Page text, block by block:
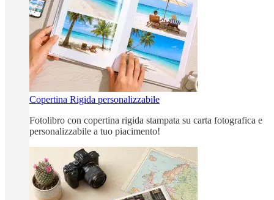
Copertina Rigida personalizzabile
Fotolibro con copertina rigida stampata su carta fotografica e
personalizzabile a tuo piacimento!